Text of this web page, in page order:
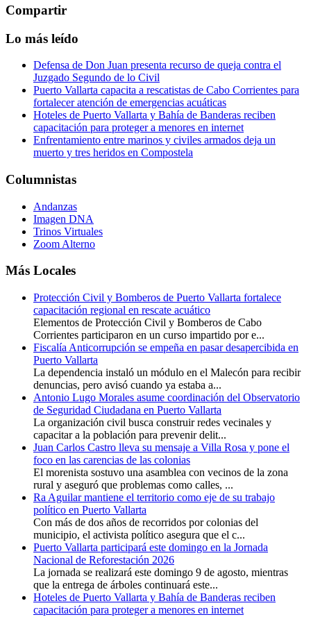
Compartir
Lo más leído
Defensa de Don Juan presenta recurso de queja contra el
Juzgado Segundo de lo Civil
Puerto Vallarta capacita a rescatistas de Cabo Corrientes para
fortalecer atención de emergencias acuáticas
Hoteles de Puerto Vallarta y Bahía de Banderas reciben
capacitación para proteger a menores en internet
Enfrentamiento entre marinos y civiles armados deja un
muerto y tres heridos en Compostela
Columnistas
Andanzas
Imagen DNA
Trinos Virtuales
Zoom Alterno
Más Locales
Protección Civil y Bomberos de Puerto Vallarta fortalece
capacitación regional en rescate acuático
Elementos de Protección Civil y Bomberos de Cabo
Corrientes participaron en un curso impartido por e...
Fiscalía Anticorrupción se empeña en pasar desapercibida en
Puerto Vallarta
La dependencia instaló un módulo en el Malecón para recibir
denuncias, pero avisó cuando ya estaba a...
Antonio Lugo Morales asume coordinación del Observatorio
de Seguridad Ciudadana en Puerto Vallarta
La organización civil busca construir redes vecinales y
capacitar a la población para prevenir delit...
Juan Carlos Castro lleva su mensaje a Villa Rosa y pone el
foco en las carencias de las colonias
El morenista sostuvo una asamblea con vecinos de la zona
rural y aseguró que problemas como calles, ...
Ra Aguilar mantiene el territorio como eje de su trabajo
político en Puerto Vallarta
Con más de dos años de recorridos por colonias del
municipio, el activista político asegura que el c...
Puerto Vallarta participará este domingo en la Jornada
Nacional de Reforestación 2026
La jornada se realizará este domingo 9 de agosto, mientras
que la entrega de árboles continuará este...
Hoteles de Puerto Vallarta y Bahía de Banderas reciben
capacitación para proteger a menores en internet